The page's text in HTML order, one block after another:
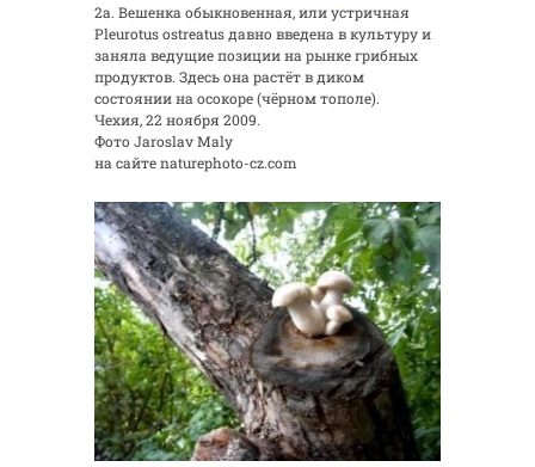
2а. Вешенка обыкновенная, или устричная
Pleurotus ostreatus давно введена в культуру и
заняла ведущие позиции на рынке грибных
продуктов. Здесь она растёт в диком
состоянии на осокоре (чёрном тополе).
Чехия, 22 ноября 2009.
Фото Jaroslav Maly
на сайте naturephoto-cz.com